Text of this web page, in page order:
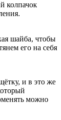
колпачок
шайба, чтобы
его на себя
и в это же
можно